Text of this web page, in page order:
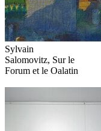
Sylvain
Salomovitz, Sur le
Forum et le Oalatin